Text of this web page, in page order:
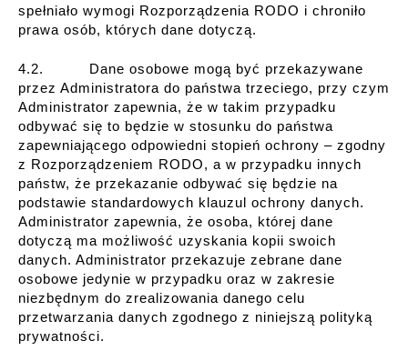
spełniało wymogi Rozporządzenia RODO i chroniło
prawa osób, których dane dotyczą.
4.2. Dane osobowe mogą być przekazywane
przez Administratora do państwa trzeciego, przy czym
Administrator zapewnia, że w takim przypadku
odbywać się to będzie w stosunku do państwa
zapewniającego odpowiedni stopień ochrony – zgodny
z Rozporządzeniem RODO, a w przypadku innych
państw, że przekazanie odbywać się będzie na
podstawie standardowych klauzul ochrony danych.
Administrator zapewnia, że osoba, której dane
dotyczą ma możliwość uzyskania kopii swoich
danych. Administrator przekazuje zebrane dane
osobowe jedynie w przypadku oraz w zakresie
niezbędnym do zrealizowania danego celu
przetwarzania danych zgodnego z niniejszą polityką
prywatności.